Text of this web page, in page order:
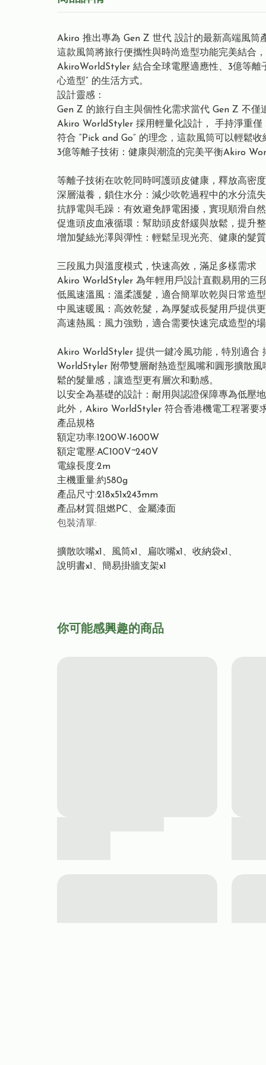
Akiro 推出專為 Gen Z 世代 設計的最新⾼端⾵筒
這款⾵筒將旅⾏便攜性與時尚造型功能完美結合
AkiroWorldStyler 結合全球電壓適應性、3億等離
⼼造型” 的⽣活⽅式。
設計靈感：
Gen Z 的旅⾏⾃主與個性化需求當代 Gen Z 不
Akiro WorldStyler 採⽤輕量化設計， ⼿持淨重
符合 “Pick and Go” 的理念，這款⾵筒可以輕鬆
3億等離⼦技術：健康與潮流的完美平衡Akiro
等離⼦技術在吹乾同時呵護頭⽪健康，釋放⾼密
深層滋養，鎖住⽔分：減少吹乾過程中的⽔分流
抗靜電與⽑躁：有效避免靜電困擾，實現順滑⾃
促進頭⽪⾎液循環：幫助頭⽪舒緩與放鬆，提升
增加髮絲光澤與彈性：輕鬆呈現光亮、健康的髮
三段⾵⼒與溫度模式，快速⾼效，滿⾜多樣需求
Akiro WorldStyler 為年輕⽤戶設計直觀易⽤的三
低⾵速溫⾵：溫柔護髮，適合簡單吹乾與⽇常造
中⾵速暖⾵：⾼效乾髮，為厚髮或⻑髮⽤戶提供
⾼速熱⾵：⾵⼒強勁，適合需要快速完成造型的
Akiro WorldStyler 提供⼀鍵冷⾵功能，特別適合
WorldStyler 附帶雙層耐熱造型⾵嘴和圓形擴散
鬆的髮量感，讓造型更有層次和動感。
以安全為基礎的設計：耐⽤與認證保障專為低壓
此外，Akiro WorldStyler 符合⾹港機電⼯程署
產品規格
額定功率:1200W-1600W
額定電壓:AC100V~240V
電線長度:2m
主機重量:約580g
產品尺寸:218x51x243mm
產品材質:阻燃PC、金屬漆面
包裝清單:
擴散吹嘴x1、風筒x1、扁吹嘴x1、收納袋x1、
說明書x1、簡易掛牆支架x1
你可能感興趣的商品